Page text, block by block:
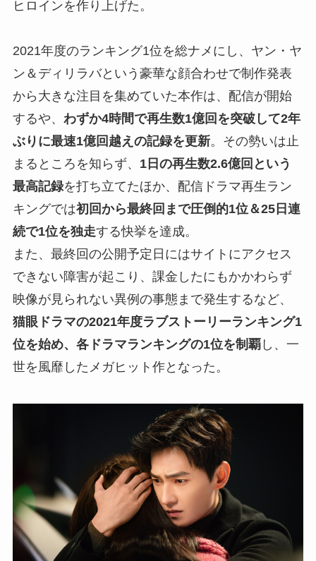
ヒロインを作り上げた。
2021年度のランキング1位を総ナメにし、ヤン・ヤ
ン＆ディリラバという豪華な顔合わせで制作発表
から大きな注目を集めていた本作は、配信が開始
するや、 わずか4時間で再生数1億回を突破して2年
ぶりに最速1億回越えの記録を更新。その勢いは止
まるところを知らず、 1日の再生数2.6億回という
最高記録を打ち立てたほか、配信ドラマ再生ラン
キングでは初回から最終回まで圧倒的1位＆25日連
続で1位を独走する快挙を達成。
また、最終回の公開予定日にはサイトにアクセス
できない障害が起こり、課金したにもかかわらず
映像が見られない異例の事態まで発生するなど、
猫眼ドラマの2021年度ラブストーリーランキング1
位を始め、各ドラマランキングの1位を制覇し、一
世を風靡したメガヒット作となった。